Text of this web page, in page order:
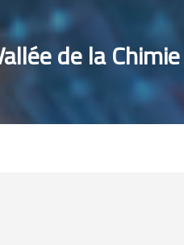
de la Chimie